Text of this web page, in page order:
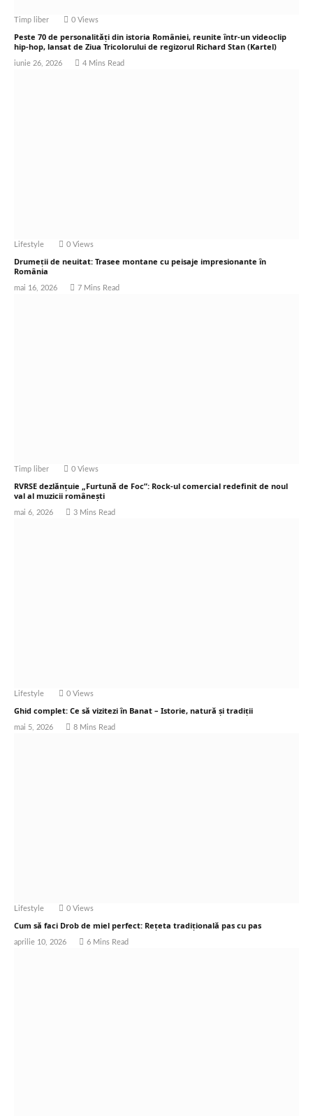
Timp liber 0 Views
Peste 70 de personalități din istoria României, reunite într-un videoclip
hip-hop, lansat de Ziua Tricolorului de regizorul Richard Stan (Kartel)
iunie 26, 2026 4 Mins Read
Lifestyle 0 Views
Drumeții de neuitat: Trasee montane cu peisaje impresionante în
România
mai 16, 2026 7 Mins Read
Timp liber 0 Views
RVRSE dezlănțuie „Furtună de Foc”: Rock-ul comercial redefinit de noul
val al muzicii românești
mai 6, 2026 3 Mins Read
Lifestyle 0 Views
Ghid complet: Ce să vizitezi în Banat – Istorie, natură și tradiții
mai 5, 2026 8 Mins Read
Lifestyle 0 Views
Cum să faci Drob de miel perfect: Rețeta tradițională pas cu pas
aprilie 10, 2026 6 Mins Read